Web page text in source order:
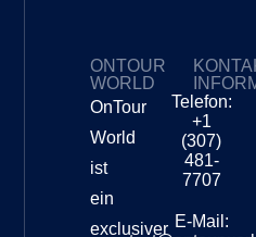
ONTOUR
WORLD
OnTour
World
ist
ein
exclusiver
Telefon:
+1
(307)
481-
7707
E-Mail: